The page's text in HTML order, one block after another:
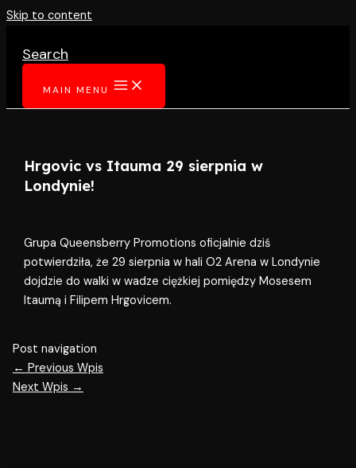
Skip to content
Search
MAIN MENU
Hrgovic vs Itauma 29 sierpnia w
Londynie!
Grupa Queensberry Promotions oficjalnie dziś
potwierdziła, że 29 sierpnia w hali O2 Arena w Londynie
dojdzie do walki w wadze ciężkiej pomiędzy Mosesem
Itaumą i Filipem Hrgovicem.
Post navigation
← Previous Wpis
Next Wpis →